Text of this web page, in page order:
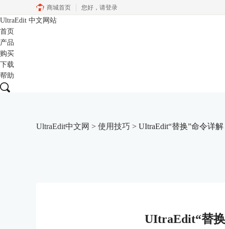
商城首页 您好， 请登录
UltraEdit 中文网站
首页
产品
购买
下载
帮助
UltraEdit中文网 > 使用技巧 > UItraEdit“替换”命令详
UItraEdit“替